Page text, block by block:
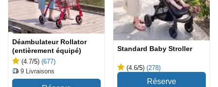
Déambulateur Rollator
(entièrement équipé)
(4.7/5) (677)
9 Livraisons
Standard Baby Stroller
(4.6/5) (278)